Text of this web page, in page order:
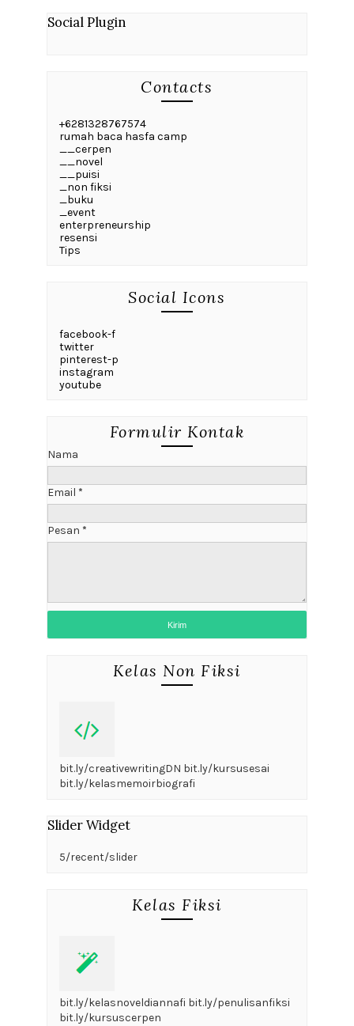
Social Plugin
Contacts
+6281328767574
rumah baca hasfa camp
__cerpen
__novel
__puisi
_non fiksi
_buku
_event
enterpreneurship
resensi
Tips
Social Icons
facebook-f
twitter
pinterest-p
instagram
youtube
Formulir Kontak
Nama
Email *
Pesan *
Kelas Non Fiksi
bit.ly/creativewritingDN bit.ly/kursusesai
bit.ly/kelasmemoirbiografi
Slider Widget
5/recent/slider
Kelas Fiksi
bit.ly/kelasnoveldiannafi bit.ly/penulisanfiksi
bit.ly/kursuscerpen